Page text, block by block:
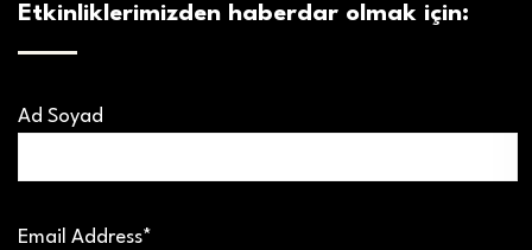
Etkinliklerimizden haberdar olmak için:
Ad Soyad
Email Address*